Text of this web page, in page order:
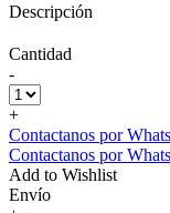
Descripción
Cantidad
-
+
Contactanos por
Contactanos por
Add to Wishlist
Envío